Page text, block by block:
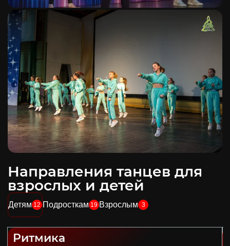
Направления танцев для
взрослых и детей
Детям 12 Подросткам 19 Взрослым 3
Ритмика